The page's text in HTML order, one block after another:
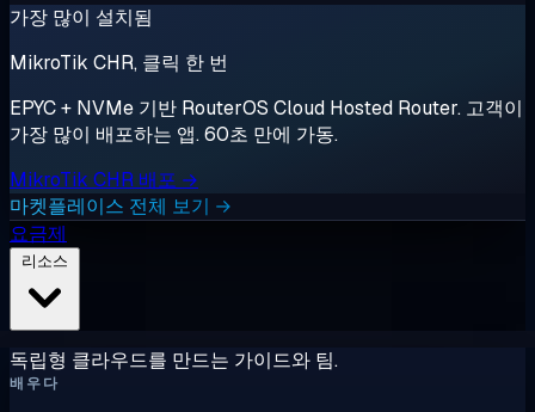
가장 많이 설치됨
MikroTik CHR, 클릭 한 번
EPYC + NVMe 기반 RouterOS Cloud Hosted Router. 고객이
가장 많이 배포하는 앱. 60초 만에 가동.
MikroTik CHR 배포 →
마켓플레이스 전체 보기 →
요금제
독립형 클라우드를 만드는 가이드와 팀.
배우다